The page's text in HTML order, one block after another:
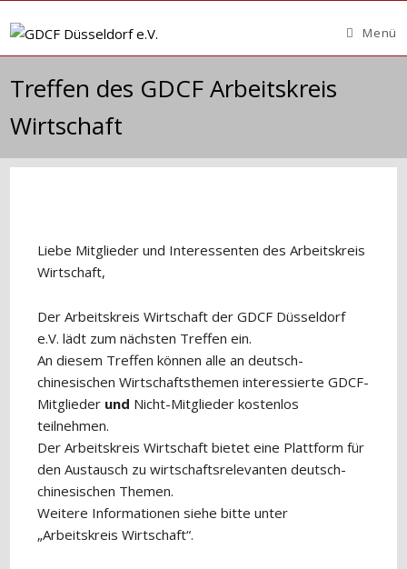
Inhalt
Menü
Treffen des GDCF Arbeitskreis
Wirtschaft
Liebe Mitglieder und Interessenten des Arbeitskreis
Wirtschaft,
Der Arbeitskreis Wirtschaft der GDCF Düsseldorf
e.V. lädt zum nächsten Treffen ein.
An diesem Treffen können alle an deutsch-
chinesischen Wirtschaftsthemen interessierte GDCF-
Mitglieder und Nicht-Mitglieder kostenlos
teilnehmen.
Der Arbeitskreis Wirtschaft bietet eine Plattform für
den Austausch zu wirtschaftsrelevanten deutsch-
chinesischen Themen.
Weitere Informationen siehe bitte unter
„Arbeitskreis Wirtschaft“.